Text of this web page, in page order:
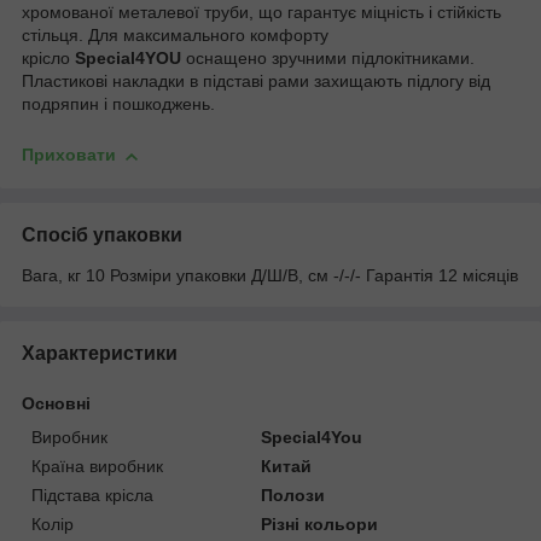
хромованої металевої труби, що гарантує міцність і стійкість
стільця. Для максимального комфорту
крісло Special4YOU оснащено зручними підлокітниками.
Пластикові накладки в підставі рами захищають підлогу від
подряпин і пошкоджень.
Приховати
Спосіб упаковки
Вага, кг 10 Розміри упаковки Д/Ш/В, см -/-/- Гарантія 12 місяців
Характеристики
Основні
Виробник
Special4You
Країна виробник
Китай
Підстава крісла
Полози
Колір
Різні кольори